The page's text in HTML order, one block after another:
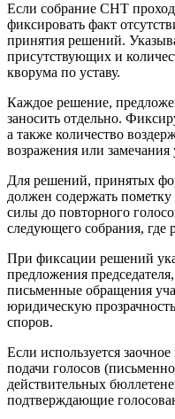
Если собрание СНТ
фиксировать факт
принятия решений.
присутствующих и
кворума по уставу.
Каждое решение,
заносить отдельно.
а также количество
возражения или замечания
Для решений, принятых
должен содержать
силы до повторного
следующего собрания,
При фиксации решений
предложения
письменные обращения
юридическую
споров.
Если используется
подачи голосов
действительных
подтверждающие